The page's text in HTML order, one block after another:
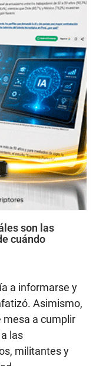
son las
cuándo
a informarse y
Asimismo,
mesa a cumplir
las
militantes y